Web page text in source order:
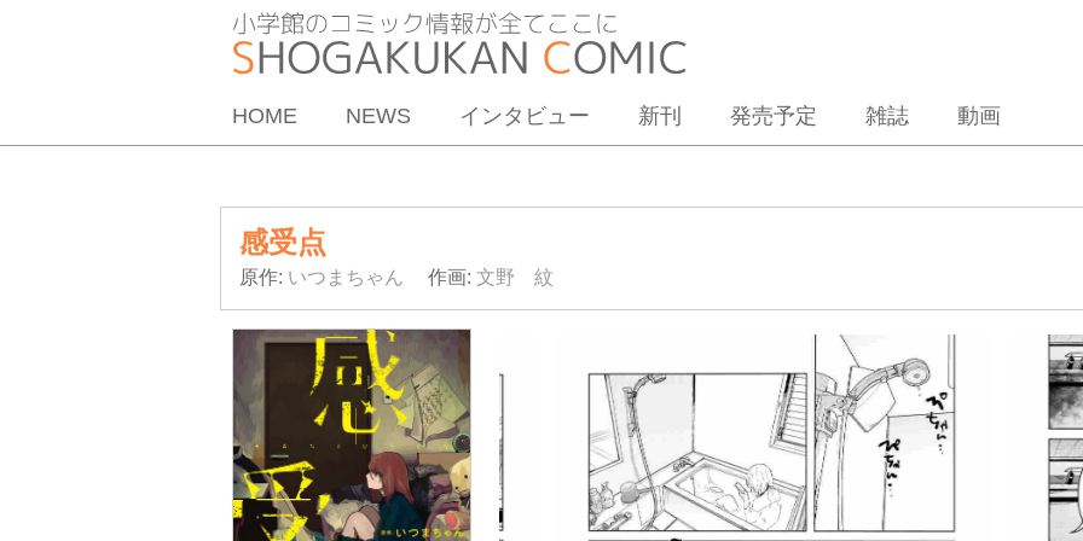
HOME NEWS インタビュー 新刊 発売予定 雑誌 動画
感受点
原作: いつまちゃん 作画: 文野 紋